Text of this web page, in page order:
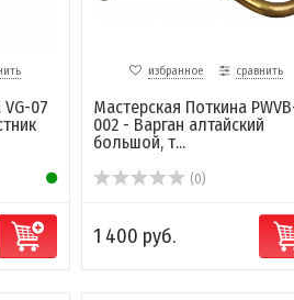
07
избранное сравнить
Мастерская Поткина
002 - Варган алтайский
большой, т...
(0)
1 400 руб.